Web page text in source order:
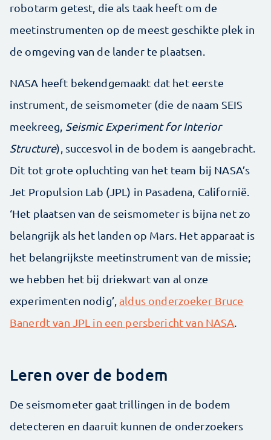
robotarm getest, die als taak heeft om de
meetinstrumenten op de meest geschikte plek in
de omgeving van de lander te plaatsen.
NASA heeft bekendgemaakt dat het eerste
instrument, de seismometer (die de naam SEIS
meekreeg,
Seismic Experiment for Interior
Structure), succesvol in de bodem is aangebracht.
Dit tot grote opluchting van het team bij NASA’s
Jet Propulsion Lab (JPL) in Pasadena, Californië.
‘Het plaatsen van de seismometer is bijna net zo
belangrijk als het landen op Mars. Het apparaat is
het belangrijkste meetinstrument van de missie;
we hebben het bij driekwart van al onze
experimenten nodig’,aldus onderzoeker Bruce
Banerdt van JPL in een persbericht van NASA
Leren over de bodem
De seismometer gaat trillingen in de bodem
detecteren en daaruit kunnen de onderzoekers